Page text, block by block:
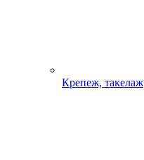
Крепеж, такелаж